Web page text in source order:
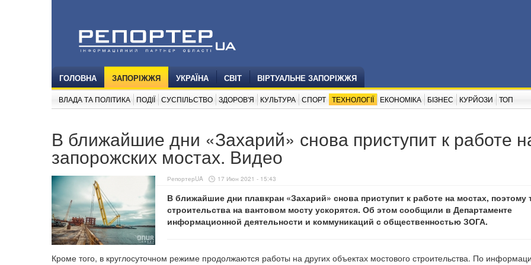
ГОЛОВНА ЗАПОРІЖЖЯ УКРАЇНА СВІТ ВІРТУАЛЬНЕ ЗАПОРІЖЖЯ
ВЛАДА ТА ПОЛІТИКА ПОДІЇ СУСПІЛЬСТВО ЗДОРОВ'Я КУЛЬТУРА СПОРТ ТЕХНОЛОГІЇ ЕКОНОМІКА БІЗНЕС КУРЙОЗИ ТОП
В ближайшие дни «Захарий» снова приступит к работе
запорожских мостах. Видео
РепортерUA 17 Июн 2021 - 15:43
В ближайшие дни плавкран «Захарий» снова приступит к работе на мостах, поэтому
строительства на вантовом мосту ускорятся. Об этом сообщили в Департаменте
информационной деятельности и коммуникаций с общественностью ЗОГА.
Кроме того, в круглосуточном режиме продолжаются работы на других объектах мостового строительства. По